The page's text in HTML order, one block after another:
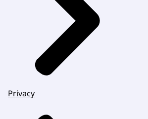
Privacy